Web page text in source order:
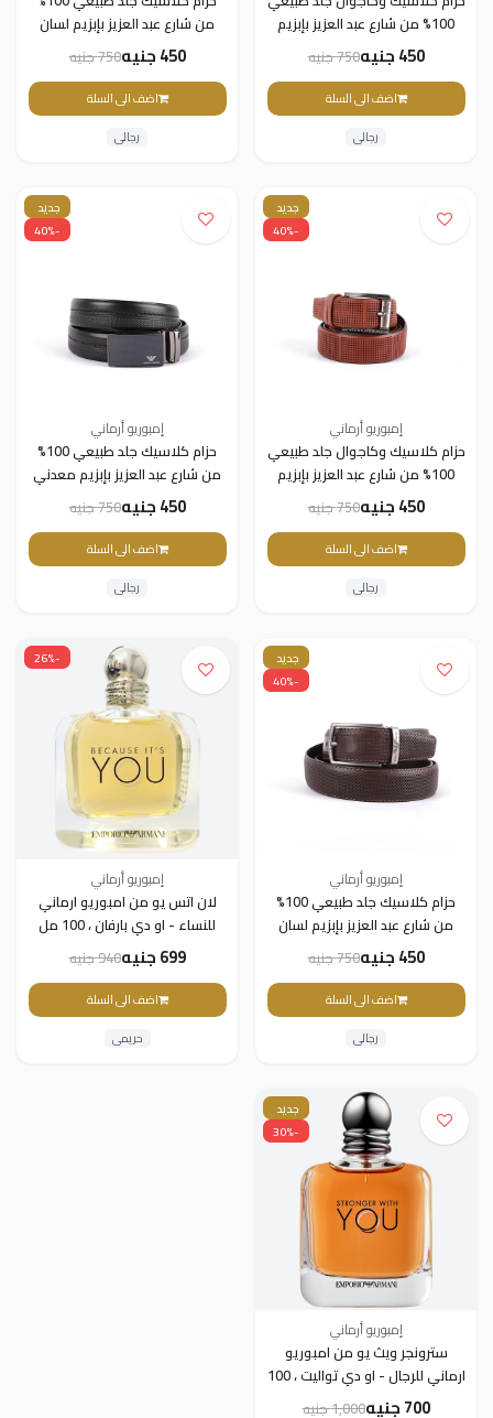
100% من شارع عبد العزيز بإبزيم
Armani – بني داكن - 130سم
450 جنيه 750 جنيه
اضف الى السلة
رجالى
من شارع عبد العزيز بإبزيم لسان
معدني للرجال من emporio
Armani – بني داكن - 130سم
450 جنيه 750 جنيه
اضف الى السلة
رجالى
جديد
-40%
إمبوريو أرماني
حزام كلاسيك وكاجوال جلد طبيعي
100% من شارع عبد العزيز بإبزيم
Armani – بني - 130سم
450 جنيه 750 جنيه
اضف الى السلة
رجالى
جديد
-40%
إمبوريو أرماني
حزام كلاسيك جلد طبيعي 100%
من شارع عبد العزيز بإبزيم معدني
أسود - 130سم450 جنيه 750 جنيه
اضف الى السلة
رجالى
جديد
-40%
إمبوريو أرماني
حزام كلاسيك جلد طبيعي 100%
من شارع عبد العزيز بإبزيم لسان
معدني للرجال من emporio
armani – بني داكن - 130سم
450 جنيه 750 جنيه
اضف الى السلة
رجالى
-26%
إمبوريو أرماني
لان اتس يو من امبوريو ارماني
للنساء - او دي بارفان ، 100 مل
699 جنيه 940 جنيه
اضف الى السلة
حريمى
جديد
-30%
إمبوريو أرماني
سترونجر ويث يو من امبوريو
ارماني للرجال - او دي تواليت ، 100
مل
700 جنيه 1,000 جنيه